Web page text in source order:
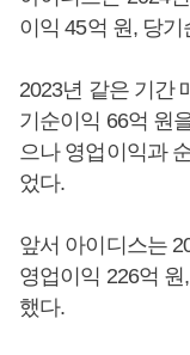
이익 45억 원, 당
2023년 같은 기간
기순이익 66억 원
으나 영업이익과
었다.
앞서 아이디스는
영업이익 226억
했다.